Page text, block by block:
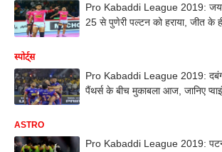
Pro Kabaddi League 2019:
25 से पुणेरी पल्टन को हराया, जीत के
स्पोर्ट्स
Pro Kabaddi League 2019:
पैंथर्स के बीच मुकाबला आज, जानिए
ASTRO
Pro Kabaddi League 2019: